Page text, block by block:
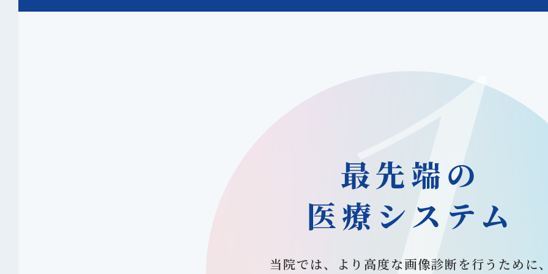
最先端の
医療システム
当院では、より高度な画像診断を行うために